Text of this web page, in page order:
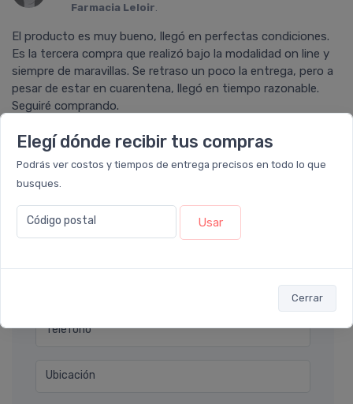
Elegí dónde recibir tus compras
Podrás ver costos y tiempos de entrega precisos en todo lo que
busques.
Código postal Usar
Cerrar
Farmacia Leloir.
El producto es muy bueno, llegó en perfectas condiciones.
Es la tercera compra que realizó bajo la modalidad on line y
siempre de maravillas. Se retraso un poco la entrega, pero a
pesar de estar en cuarentena, llegó en tiempo razonable.
Seguiré comprando.
Déjanos tu consulta
Nombre completo* (ej. Diego Lopez)
Teléfono
Ubicación